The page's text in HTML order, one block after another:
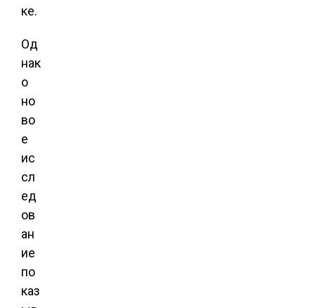
ке.
Од
нак
о
но
во
е
ис
сл
ед
ов
ан
ие
по
каз